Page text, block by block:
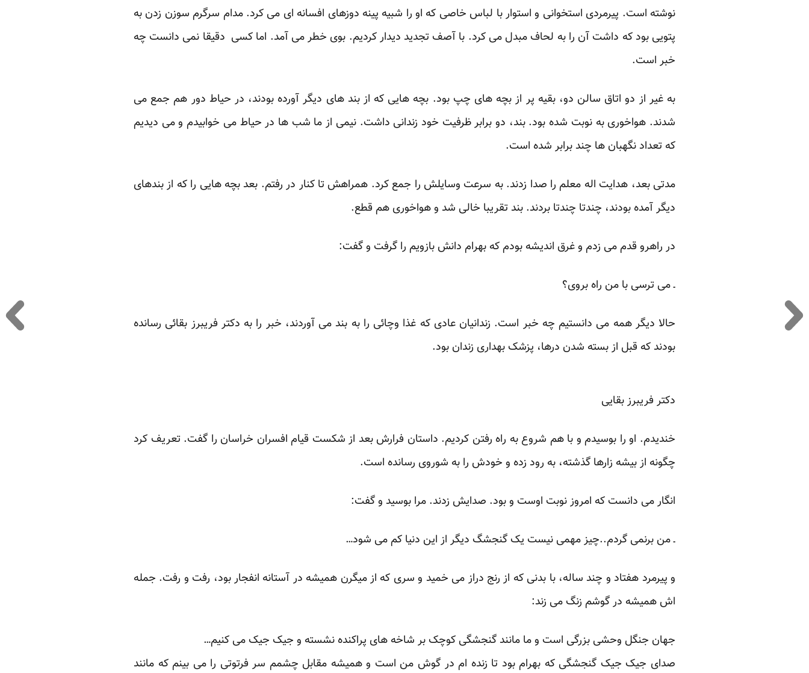
نوشته است. پیرمردی استخوانی و استوار با لباس خاصی که او را شبیه پینه دوزهای افسانه ای می کرد. مدام سرگرم سوزن زدن به
پتویی بود که داشت آن را به لحاف مبدل می کرد. با آصف تجدید دیدار کردیم. بوی خطر می آمد. اما کسی دقیقا نمی دانست چه
خبر است.
به غیر از دو اتاق سالن دو، بقیه پر از بچه های چپ بود. بچه هایی که از بند های دیگر آورده بودند، در حیاط دور هم جمع می
شدند. هواخوری به نوبت شده بود. بند، دو برابر ظرفیت خود زندانی داشت. نیمی از ما شب ها در حیاط می خوابیدم و می دیدیم
که تعداد نگهبان ها چند برابر شده است.
مدتی بعد، هدایت اله معلم را صدا زدند. به سرعت وسایلش را جمع کرد. همراهش تا کنار در رفتم. بعد بچه هایی را که از بندهای
دیگر آمده بودند، چندتا چندتا بردند. بند تقریبا خالی شد و هواخوری هم قطع.
در راهرو قدم می زدم و غرق اندیشه بودم که بهرام دانش بازویم را گرفت و گفت:
ـ می ترسی با من راه بروی؟
حالا دیگر همه می دانستیم چه خبر است. زندانیان عادی که غذا وچائی را به بند می آوردند، خبر را به دکتر فریبرز بقائی رسانده
بودند که قبل از بسته شدن درها، پزشک بهداری زندان بود.
دکتر فریبرز بقایی
خندیدم. او را بوسیدم و با هم شروع به راه رفتن کردیم. داستان فرارش بعد از شکست قیام افسران خراسان را گفت. تعریف کرد
چگونه از بیشه زارها گذشته، به رود زده و خودش را به شوروی رسانده است.
انگار می دانست که امروز نوبت اوست و بود. صدایش زدند. مرا بوسید و گفت:
ـ من برنمی گردم..چیز مهمی نیست یک گنجشگ دیگر از این دنیا کم می شود…
و پیرمرد هفتاد و چند ساله، با بدنی که از رنج دراز می خمید و سری که از میگرن همیشه در آستانه انفجار بود، رفت و رفت. جمله
اش همیشه در گوشم زنگ می زند:
جهان جنگل وحشی بزرگی است و ما مانند گنجشگی کوچک بر شاخه های پراکنده نشسته و جیک جیک می کنیم…
صدای جیک جیک گنجشگی که بهرام بود تا زنده ام در گوش من است و همیشه مقابل چشمم سر فرتوتی را می بینم که مانند